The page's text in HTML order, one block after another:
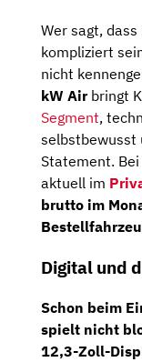
Wer sagt,
kompliziert
nicht
kW Airbringt
Segment,
selbstbewusst
Statement. Bei
aktuell im
brutto im
Digital und
Schon beim
spielt nicht
12,3-Zoll-